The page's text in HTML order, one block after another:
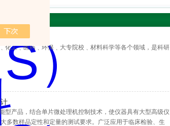
化工﹑医药﹑环保﹑大专院校﹑材料科学等各个领域，是科研
型产品，结合单片微处理机控制技术，使仪器具有大型高级仪
多数样品定性和定量的测试要求。广泛应用于临床检验、生